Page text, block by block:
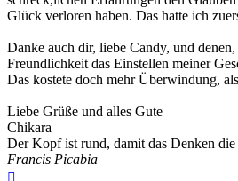
Glück verloren haben. Das hatte ich
Danke auch dir, liebe Candy, und
Freundlichkeit das Einstellen meiner
Das kostete doch mehr Überwindung,
Liebe Grüße und alles Gute
Chikara
Der Kopf ist rund, damit das Denken
Francis Picabia